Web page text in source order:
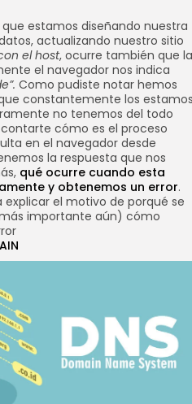
estamos diseñando nuestra
actualizando nuestro sitio
el host, ocurre también que la
el navegador nos indica
Como pudiste notar hemos
constantemente los
no tenemos del todo
cómo es el proceso
en el navegador desde
la respuesta que nos
qué ocurre cuando esta
y obtenemos un error.
el motivo de porqué se
importante aún) cómo